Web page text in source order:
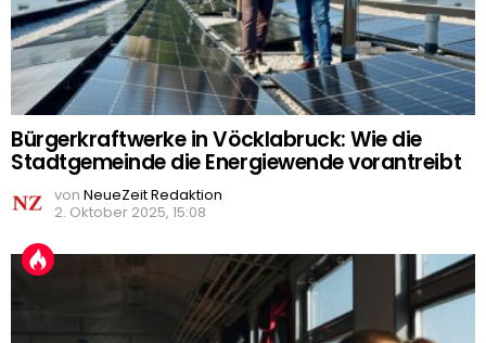
Bürgerkraftwerke in Vöcklabruck: Wie die
Stadtgemeinde die Energiewende vorantreibt
von NeueZeit Redaktion
2. Oktober 2025, 15:08